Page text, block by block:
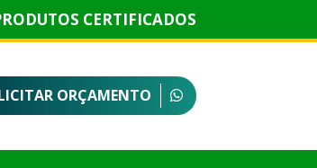
CERTIFICADOS
ORÇAMENTO